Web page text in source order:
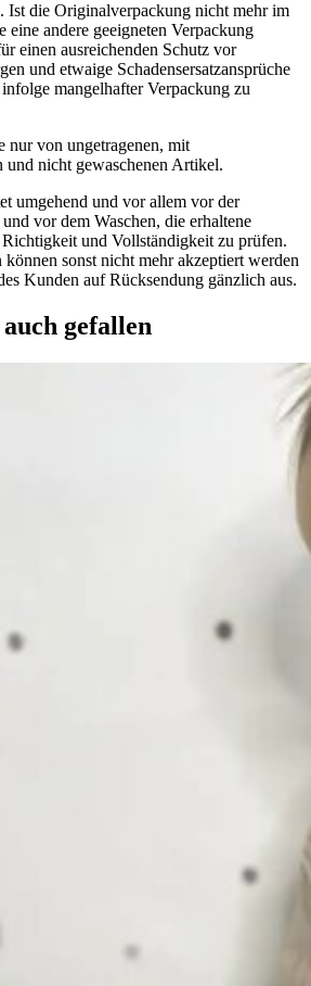
Ist die Originalverpackung nicht mehr im
eine andere geeigneten Verpackung
einen ausreichenden Schutz vor
und etwaige Schadensersatzansprüche
mangelhafter Verpackung zu
nur von ungetragenen, mit
und nicht gewaschenen Artikel.
umgehend und vor allem vor der
vor dem Waschen, die erhaltene
und Vollständigkeit zu prüfen.
können sonst nicht mehr akzeptiert werden
Kunden auf Rücksendung gänzlich aus.
gefallen